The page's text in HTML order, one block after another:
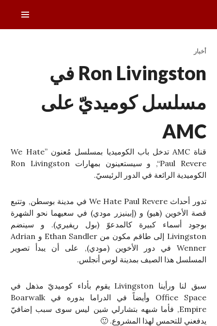
المحتوى
دليل التلفزيون العربي
أخبار
Ron Livingston في
مسلسل كوميديّ على
AMC
قناة AMC تدخل باب الكوميديا بمسلسل مُعنون ”We Hate
Paul Revere“, و سيستعينون بمهارات Ron Livingston
الكوميدية الرائعة في الدور الرئيسيّ.
تدور أحداث We Hate Paul Revere في مدينة بوسطن, وتتبع
قصة الأخوين (هيو) و (إبينيزر مودي) في سعيهما نحو الشهرة
بوجود أسماء كبيرة كالمدعوّ (بول ريفيري). و سينضم
Livingston إلى طاقم مكون من Ethan Sandler و Adrian
Wenner في دور الأخوين (مودي), على أن يبدأ تصوير
المسلسل هذا الصيف بمدينة لوس أنجلس.
سبق لنا ورأينا Livingston يقوم بأداء كوميديّ مذهل في
Office Space وأيضاً في الدراما بدوره في Boarwalk
Empire, فأما شبهه بتشارلي شين ليس سوى سبب إضافيّ
يدفعني للتحمس لهذا المشروع. 🙂